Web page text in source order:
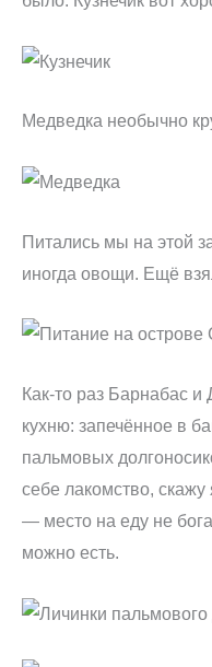
Медведка необычно
Питались мы на этой
иногда овощи. Ещё
Как-то раз Барнабас
кухню: запечённое в
пальмовых
себе лакомство,
— место на еду не
можно есть.